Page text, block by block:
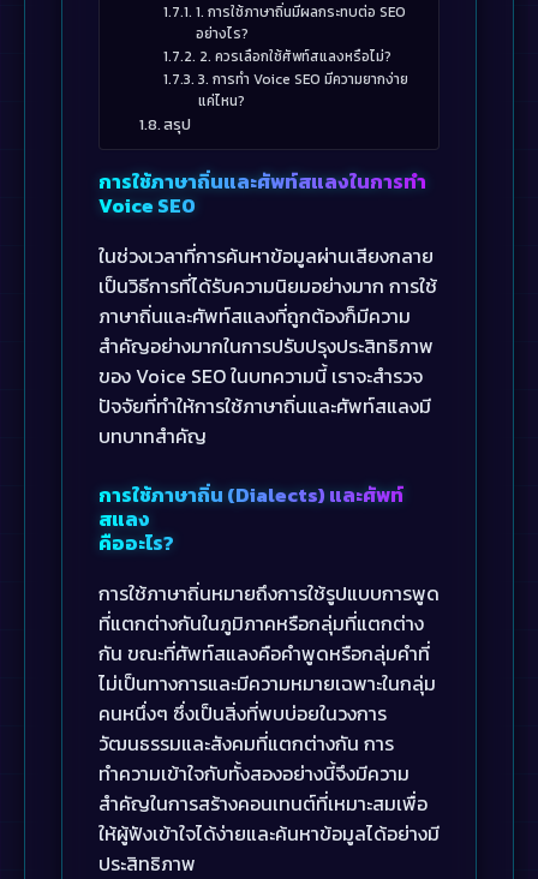
1. การใช้ภาษาถิ่นมีผลกระทบต่อ SEO
อย่างไร?
2. ควรเลือกใช้ศัพท์สแลงหรือไม่?
3. การทำ Voice SEO มีความยากง่าย
แค่ไหน?
สรุป
การใช้ภาษาถิ่นและศัพท์สแลงในการทำ
Voice SEO
ในช่วงเวลาที่การค้นหาข้อมูลผ่านเสียงกลาย
เป็นวิธีการที่ได้รับความนิยมอย่างมาก การใช้
ภาษาถิ่นและศัพท์สแลงที่ถูกต้องก็มีความ
สำคัญอย่างมากในการปรับปรุงประสิทธิภาพ
ของ Voice SEO ในบทความนี้ เราจะสำรวจ
ปัจจัยที่ทำให้การใช้ภาษาถิ่นและศัพท์สแลงมี
บทบาทสำคัญ
การใช้ภาษาถิ่น (Dialects) และศัพท์
สแลง
คืออะไร?
การใช้ภาษาถิ่นหมายถึงการใช้รูปแบบการพูด
ที่แตกต่างกันในภูมิภาคหรือกลุ่มที่แตกต่าง
กัน ขณะที่ศัพท์สแลงคือคำพูดหรือกลุ่มคำที่
ไม่เป็นทางการและมีความหมายเฉพาะในกลุ่ม
คนหนึ่งๆ ซึ่งเป็นสิ่งที่พบบ่อยในวงการ
วัฒนธรรมและสังคมที่แตกต่างกัน การ
ทำความเข้าใจกับทั้งสองอย่างนี้จึงมีความ
สำคัญในการสร้างคอนเทนต์ที่เหมาะสมเพื่อ
ให้ผู้ฟังเข้าใจได้ง่ายและค้นหาข้อมูลได้อย่างมี
ประสิทธิภาพ